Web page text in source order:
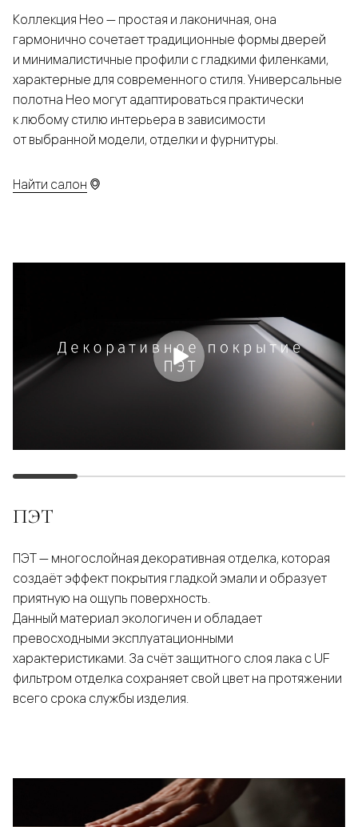
Коллекция Нео — простая и лаконичная, она
гармонично сочетает традиционные формы дверей
и минималистичные профили с гладкими филенками,
характерные для современного стиля. Универсальные
полотна Нео могут адаптироваться практически
к любому стилю интерьера в зависимости
от выбранной модели, отделки и фурнитуры.
Найти салон
ПЭТ
ПЭТ — многослойная декоративная отделка, которая
создаёт эффект покрытия гладкой эмали и образует
приятную на ощупь поверхность.
Данный материал экологичен и обладает
превосходными эксплуатационными
характеристиками. За счёт защитного слоя лака с UF
фильтром отделка сохраняет свой цвет на протяжении
всего срока службы изделия.